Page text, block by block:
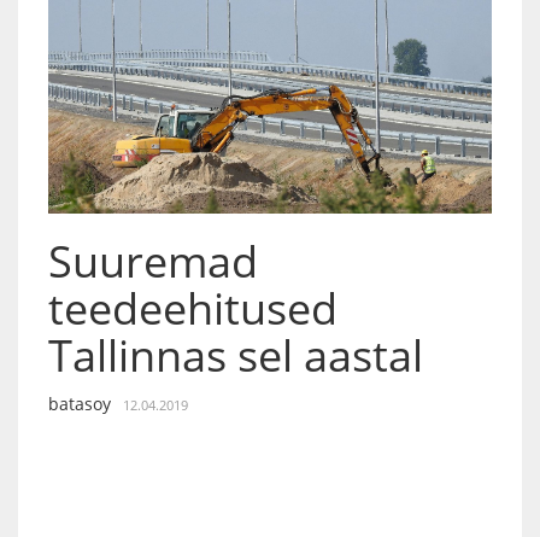
Suuremad
teedeehitused
Tallinnas sel aastal
batasoy 12.04.2019